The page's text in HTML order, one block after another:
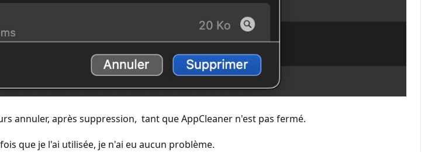
annuler, après suppression, tant que AppCleaner n'est pas fermé.
que je l'ai utilisée, je n'ai eu aucun problème.